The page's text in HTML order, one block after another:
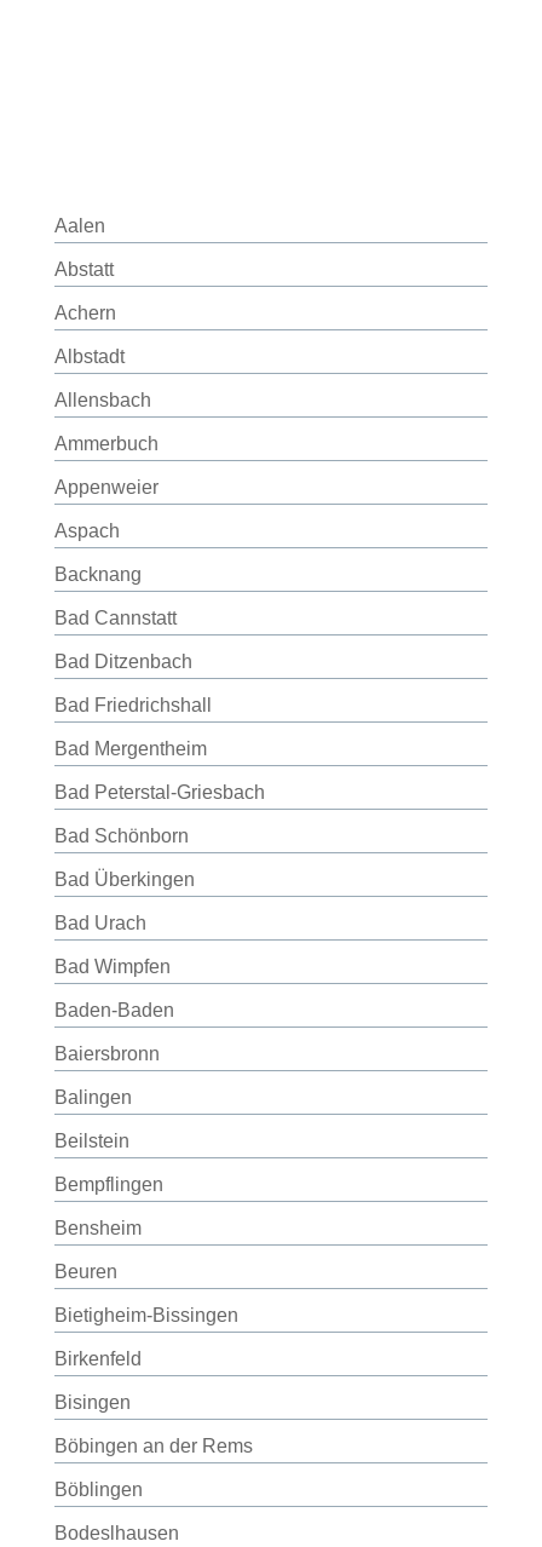
Aalen
Abstatt
Achern
Albstadt
Allensbach
Ammerbuch
Appenweier
Aspach
Backnang
Bad Cannstatt
Bad Ditzenbach
Bad Friedrichshall
Bad Mergentheim
Bad Peterstal-Griesbach
Bad Schönborn
Bad Überkingen
Bad Urach
Bad Wimpfen
Baden-Baden
Baiersbronn
Balingen
Beilstein
Bempflingen
Bensheim
Beuren
Bietigheim-Bissingen
Birkenfeld
Bisingen
Böbingen an der Rems
Böblingen
Bodeslhausen